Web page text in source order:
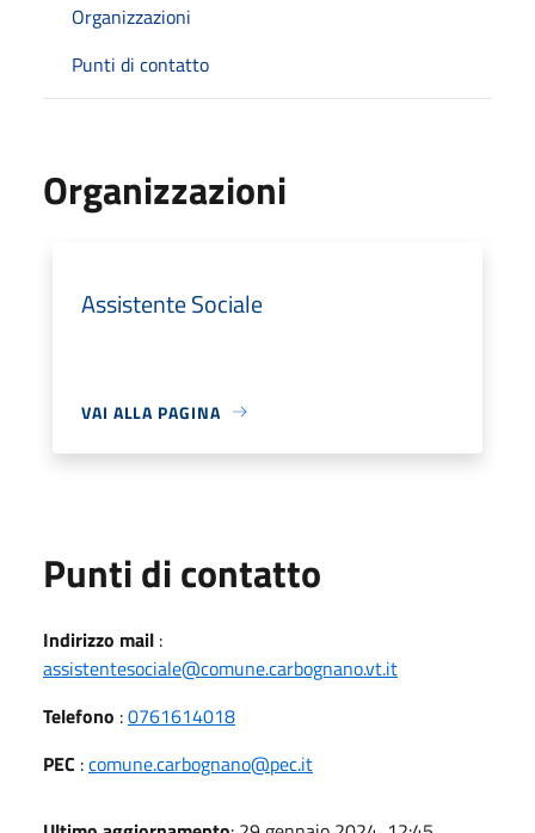
Organizzazioni
Punti di contatto
Organizzazioni
Assistente Sociale
VAI ALLA PAGINA
Punti di contatto
Indirizzo mail :
assistentesociale@comune.carbognano.vt.it
Telefono :0761614018
PEC :comune.carbognano@pec.it